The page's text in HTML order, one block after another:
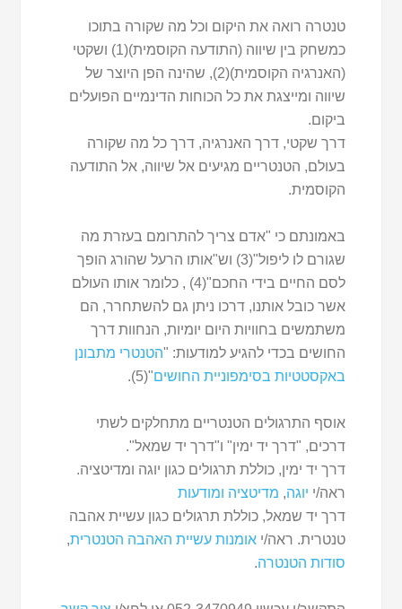
טנטרה רואה את היקום וכל מה שקורה בתוכו
כמשחק בין שיווה (התודעה הקוסמית)(1) ושקטי
(האנרגיה הקוסמית)(2), שהינה הפן היוצר של
שיווה ומייצגת את כל הכוחות הדינמיים הפועלים
ביקום.
דרך שקטי, דרך האנרגיה, דרך כל מה שקורה
בעולם, הטנטריים מגיעים אל שיווה, אל התודעה
הקוסמית.
באמונתם כי "אדם צריך להתרומם בעזרת מה
שגורם לו ליפול"(3) וש"אותו הרעל שהורג הופך
לסם החיים בידי החכם"(4) , כלומר אותו העולם
אשר כובל אותנו, דרכו ניתן גם להשתחרר, הם
משתמשים בחוויות היום יומיות, הנחוות דרך
החושים בכדי להגיע למודעות: "הטנטרי מתבונן
באקסטטיות בסימפוניית החושים"(5).
אוסף התרגולים הטנטריים מתחלקים לשתי
דרכים, "דרך יד ימין" ו"דרך יד שמאל".
דרך יד ימין, כוללת תרגולים כגון יוגה ומדיטציה.
ראה/י יוגה, מדיטציה ומודעות
דרך יד שמאל, כוללת תרגולים כגון עשיית אהבה
טנטרית. ראה/יאומנות עשיית האהבה הטנטרית,
סודות הטנטרה.